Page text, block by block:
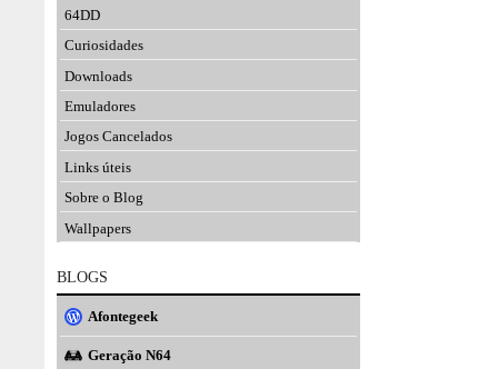
64DD
Curiosidades
Downloads
Emuladores
Jogos Cancelados
Links úteis
Sobre o Blog
Wallpapers
BLOGS
Afontegeek
Geração N64